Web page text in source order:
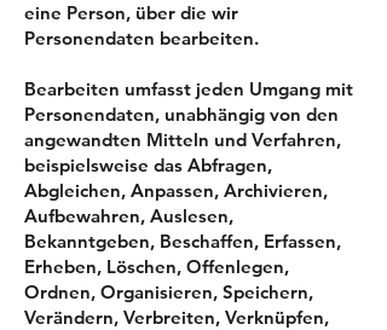
eine Person, über die wir
Personendaten bearbeiten.
Bearbeiten umfasst jeden Umgang mit
Personendaten, unabhängig von den
angewandten Mitteln und Verfahren,
beispielsweise das Abfragen,
Abgleichen, Anpassen, Archivieren,
Aufbewahren, Auslesen,
Bekanntgeben, Beschaffen, Erfassen,
Erheben, Löschen, Offenlegen,
Ordnen, Organisieren, Speichern,
Verändern, Verbreiten, Verknüpfen,